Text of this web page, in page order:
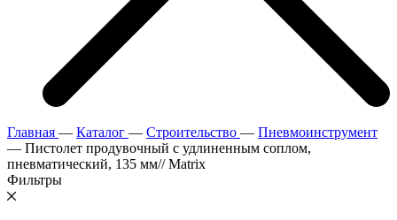
Главная — Каталог — Строительство — Пневмоинструмент
— Пистолет продувочный с удлиненным соплом,
пневматический, 135 мм// Matrix
Фильтры